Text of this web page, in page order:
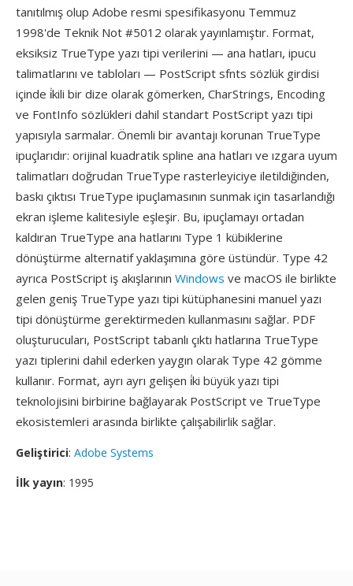
tanıtılmış olup Adobe resmi spesifikasyonu Temmuz
1998'de Teknik Not #5012 olarak yayınlamıştır. Format,
eksiksiz TrueType yazı tipi verilerini — ana hatları, ipucu
talimatlarını ve tabloları — PostScript sfnts sözlük girdisi
içinde i̇kili bir dize olarak gömerken, CharStrings, Encoding
ve FontInfo sözlükleri dahil standart PostScript yazı tipi
yapısıyla sarmalar. Önemli bir avantajı korunan TrueType
ipuçlarıdır: orijinal kuadratik spline ana hatları ve ızgara uyum
talimatları doğrudan TrueType rasterleyiciye iletildiğinden,
baskı çıktısı TrueType ipuçlamasının sunmak için tasarlandığı
ekran işleme kalitesiyle eşleşir. Bu, ipuçlamayı ortadan
kaldıran TrueType ana hatlarını Type 1 kübiklerine
dönüştürme alternatif yaklaşımına göre üstündür. Type 42
ayrıca PostScript iş akışlarının Windows ve macOS ile birlikte
gelen geniş TrueType yazı tipi kütüphanesini manuel yazı
tipi dönüştürme gerektirmeden kullanmasını sağlar. PDF
oluşturucuları, PostScript tabanlı çıktı hatlarına TrueType
yazı tiplerini dahil ederken yaygın olarak Type 42 gömme
kullanır. Format, ayrı ayrı gelişen i̇ki büyük yazı tipi
teknolojisini birbirine bağlayarak PostScript ve TrueType
ekosistemleri arasında birlikte çalışabilirlik sağlar.
Geliştirici: Adobe Systems
İlk yayın: 1995